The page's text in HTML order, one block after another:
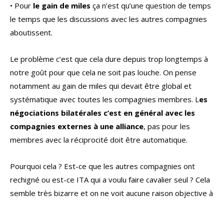
• Pour le gain de miles ça n’est qu’une question de temps
le temps que les discussions avec les autres compagnies
aboutissent.
Le problème c’est que cela dure depuis trop longtemps à
notre goût pour que cela ne soit pas louche. On pense
notamment au gain de miles qui devait être global et
systématique avec toutes les compagnies membres. Les
négociations bilatérales c’est en général avec les
compagnies externes à une alliance, pas pour les
membres avec la réciprocité doit être automatique.
Pourquoi cela ? Est-ce que les autres compagnies ont
rechigné ou est-ce ITA qui a voulu faire cavalier seul ? Cela
semble très bizarre et on ne voit aucune raison objective à